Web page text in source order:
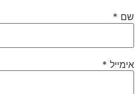
שם *
אימייל *